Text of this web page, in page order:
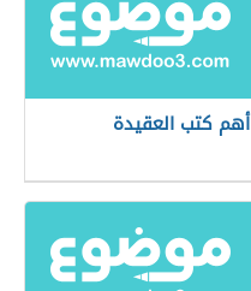
أهم كتب العقيدة